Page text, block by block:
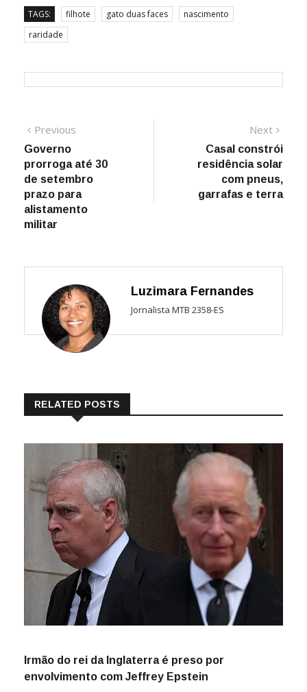
TAGS: filhote gato duas faces
nascimento
raridade
Navegação
de
Post
Previous
Governo
prorroga até 30
de setembro
prazo para
alistamento
militar
Next
post:
Casal constrói
residência solar
com pneus,
garrafas e terra
Luzimara Fernandes
Jornalista MTB 2358-ES
RELATED POSTS
Irmão do rei da Inglaterra é preso por
envolvimento com Jeffrey Epstein